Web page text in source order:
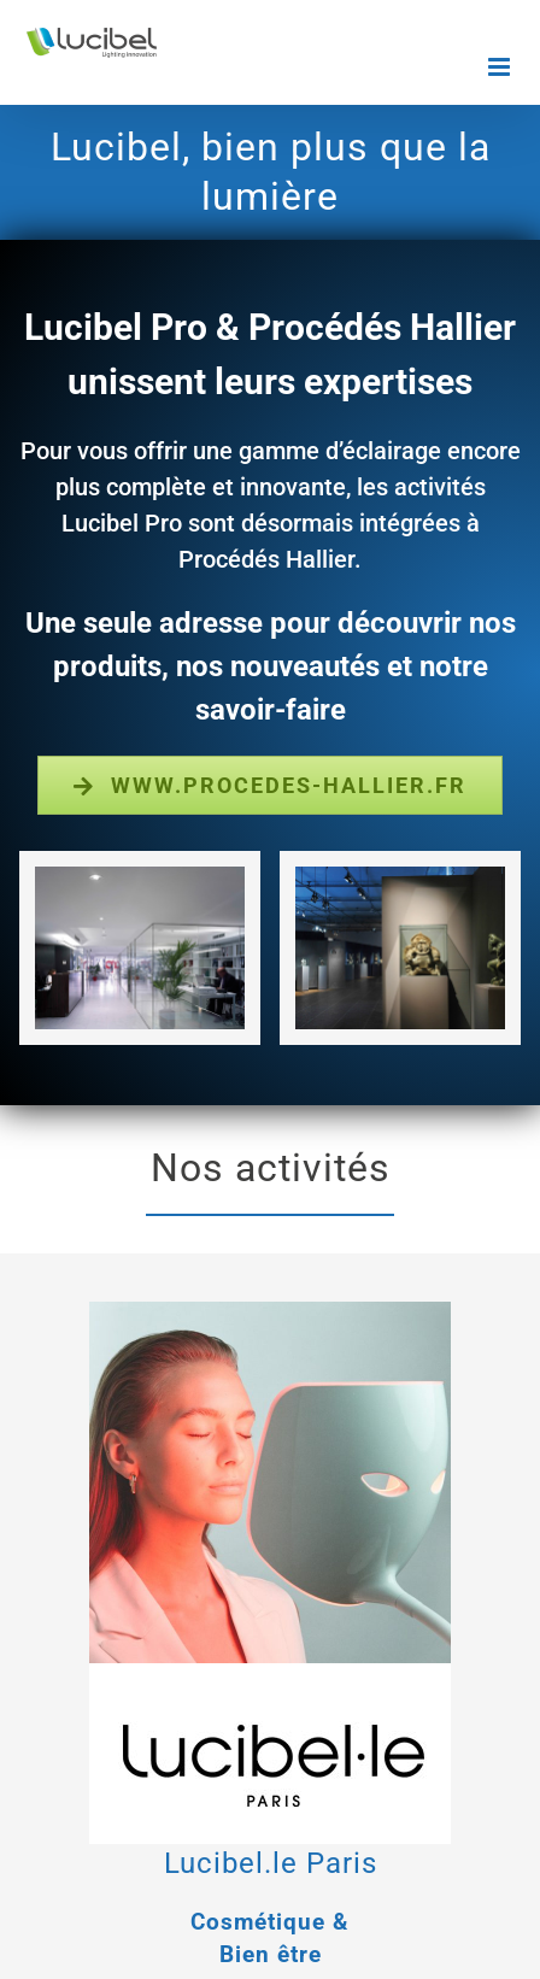
Lucibel, bien plus que la
lumière
Lucibel Pro & Procédés Hallier
unissent leurs expertises
Pour vous offrir une gamme d’éclairage encore
plus complète et innovante, les activités
Lucibel Pro sont désormais intégrées à
Procédés Hallier.
Une seule adresse pour découvrir nos
produits, nos nouveautés et notre
savoir-faire
WWW.PROCEDES-HALLIER.FR
Nos activités
Lucibel.le Paris
Cosmétique &
Bien être